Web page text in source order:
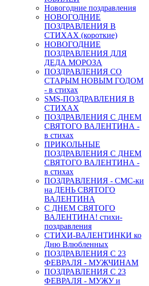
Новогодние поздравления
НОВОГОДНИЕ
ПОЗДРАВЛЕНИЯ В
СТИХАХ (короткие)
НОВОГОДНИЕ
ПОЗДРАВЛЕНИЯ ДЛЯ
ДЕДА МОРОЗА
ПОЗДРАВЛЕНИЯ СО
СТАРЫМ НОВЫМ ГОДОМ
- в стихах
SMS-ПОЗДРАВЛЕНИЯ В
СТИХАХ
ПОЗДРАВЛЕНИЯ С ДНЕМ
СВЯТОГО ВАЛЕНТИНА -
в стихах
ПРИКОЛЬНЫЕ
ПОЗДРАВЛЕНИЯ С ДНЕМ
СВЯТОГО ВАЛЕНТИНА -
в стихах
ПОЗДРАВЛЕНИЯ - СМС-ки
на ДЕНЬ СВЯТОГО
ВАЛЕНТИНА
С ДНЕМ СВЯТОГО
ВАЛЕНТИНА! стихи-
поздравления
СТИХИ-ВАЛЕНТИНКИ ко
Дню Влюбленных
ПОЗДРАВЛЕНИЯ С 23
ФЕВРАЛЯ - МУЖЧИНАМ
ПОЗДРАВЛЕНИЯ С 23
ФЕВРАЛЯ - МУЖУ и